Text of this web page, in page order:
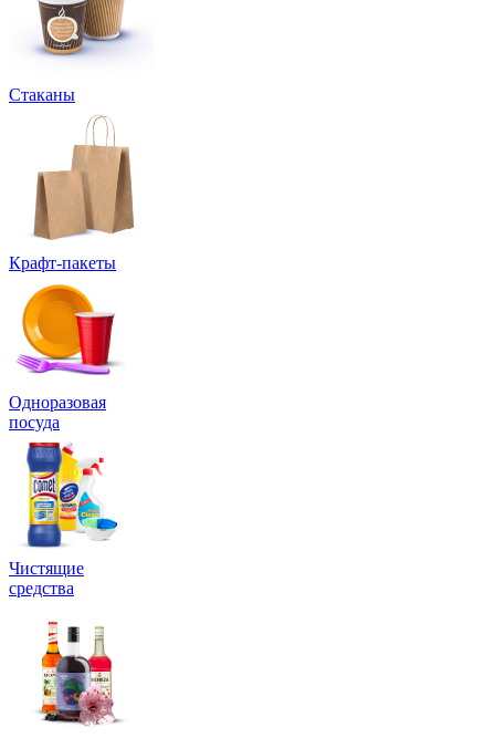
Стаканы
Крафт-пакеты
Одноразовая
посуда
Чистящие
средства